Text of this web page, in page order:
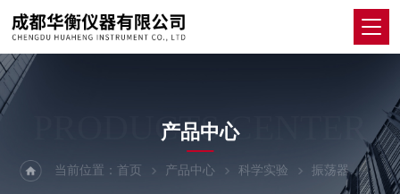
PRODUCTS CENTER
产品中心
当前位置：首页 产品中心 科学实验 振荡器 GFL